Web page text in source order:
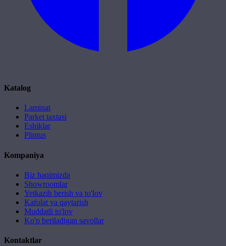
Katalog
Laminat
Parket taxtasi
Eshiklar
Plintus
Kompaniya
Biz haqimizda
Showroomlar
Yetkazib berish va to'lov
Kafolat va qaytarish
Muddatli to'lov
Ko'p beriladigan savollar
Kontaktlar